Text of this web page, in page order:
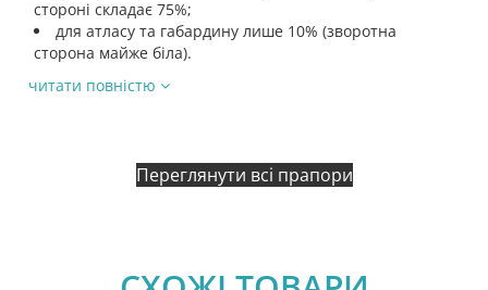
стороні складає 75%;
для атласу та габардину лише 10% (зворотна
сторона майже біла).
читати повністю
Переглянути всі прапори